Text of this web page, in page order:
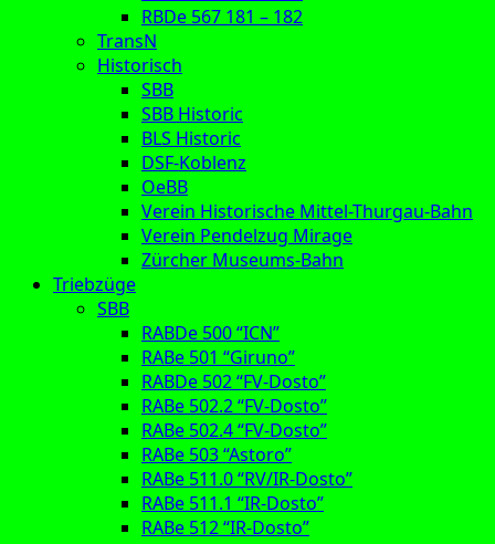
RBDe 567 181 – 182
TransN
Historisch
SBB
SBB Historic
BLS Historic
DSF-Koblenz
OeBB
Verein Historische Mittel-Thurgau-Bahn
Verein Pendelzug Mirage
Zürcher Museums-Bahn
Triebzüge
SBB
RABDe 500 “ICN”
RABe 501 “Giruno”
RABDe 502 “FV-Dosto”
RABe 502.2 “FV-Dosto”
RABe 502.4 “FV-Dosto”
RABe 503 “Astoro”
RABe 511.0 “RV/IR-Dosto”
RABe 511.1 “IR-Dosto”
RABe 512 “IR-Dosto”